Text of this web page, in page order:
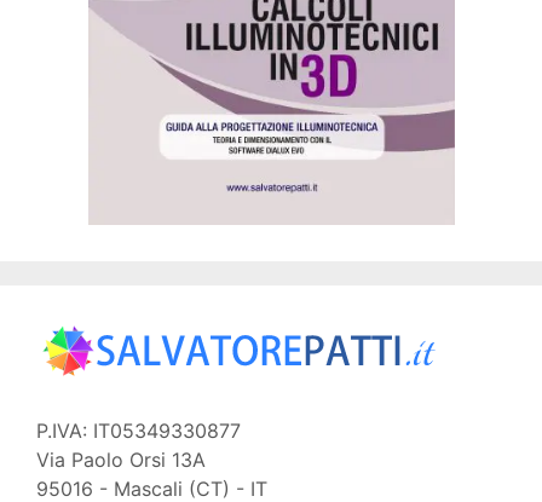
P.IVA: IT05349330877
Via Paolo Orsi 13A
95016 - Mascali (CT) - IT